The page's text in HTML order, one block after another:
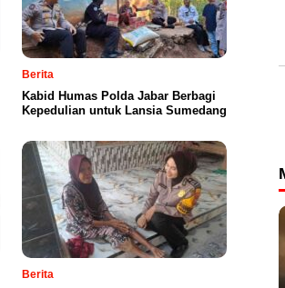
Berita
Kabid Humas Polda Jabar Berbagi
Kepedulian untuk Lansia Sumedang
Berita